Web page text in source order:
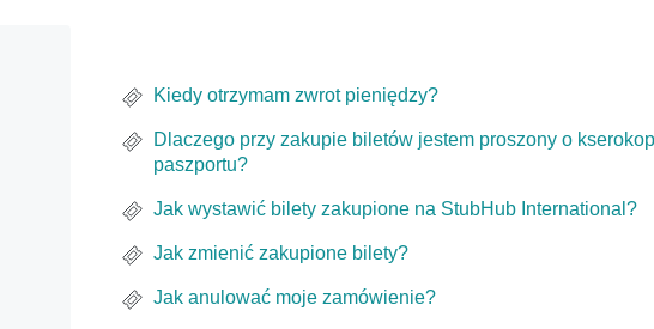
Kiedy otrzymam zwrot pieniędzy?
Dlaczego przy zakupie biletów jestem proszony o
paszportu?
Jak wystawić bilety zakupione na StubHub International?
Jak zmienić zakupione bilety?
Jak anulować moje zamówienie?